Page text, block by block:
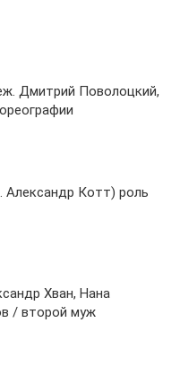
Дмитрий Поволоцкий,
Александр Котт) роль
Хван, Нана
/ второй муж